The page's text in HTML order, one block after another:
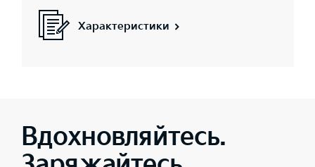
Характеристики
Вдохновляйтесь.